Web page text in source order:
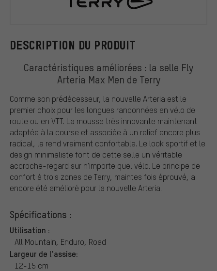
DESCRIPTION DU PRODUIT
Caractéristiques améliorées : la selle Fly
Arteria Max Men de Terry
Comme son prédécesseur, la nouvelle Arteria est le
premier choix pour les longues randonnées en vélo de
route ou en VTT. La mousse très innovante maintenant
adaptée à la course et associée à un relief encore plus
radical, la rend vraiment confortable. Le look sportif et le
design minimaliste font de cette selle un véritable
accroche-regard sur n'importe quel vélo. Le principe de
confort à trois zones de Terry, maintes fois éprouvé, a
encore été amélioré pour la nouvelle Arteria.
Spécifications :
Utilisation :
All Mountain, Enduro, Road
Largeur de l'assise:
12-15 cm
Terry